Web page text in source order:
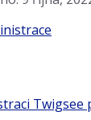
Twigsee